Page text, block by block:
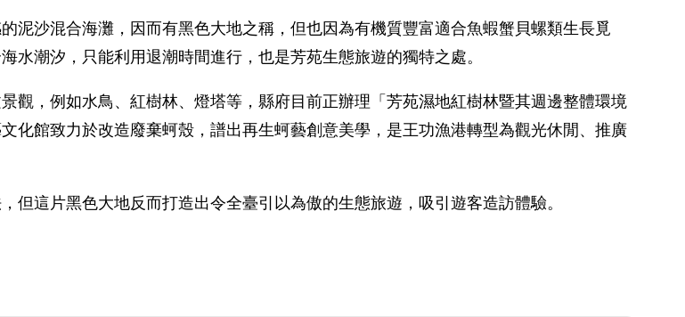
泥沙混合海灘，因而有黑色大地之稱，但也因為有機質豐富適合魚蝦蟹貝螺類生長覓
潮汐，只能利用退潮時間進行，也是芳苑生態旅遊的獨特之處。
觀，例如水鳥、紅樹林、燈塔等，縣府目前正辦理「芳苑濕地紅樹林暨其週邊整體環境
化館致力於改造廢棄蚵殼，譜出再生蚵藝創意美學，是王功漁港轉型為觀光休閒、推廣
這片黑色大地反而打造出令全臺引以為傲的生態旅遊，吸引遊客造訪體驗。